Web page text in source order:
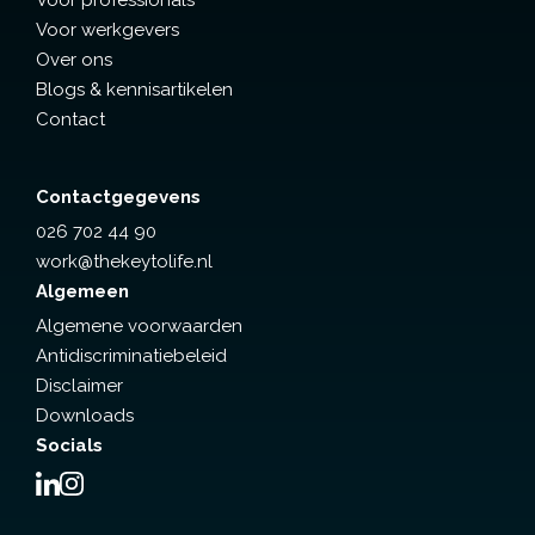
Voor werkgevers
Over ons
Blogs & kennisartikelen
Contact
Contactgegevens
026 702 44 90
work@thekeytolife.nl
Algemeen
Algemene voorwaarden
Antidiscriminatiebeleid
Disclaimer
Downloads
Socials